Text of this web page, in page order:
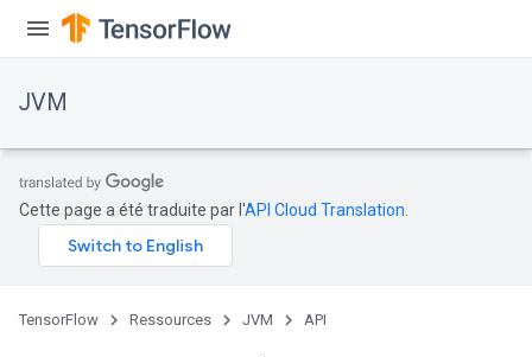
JVM
Cette page a été traduite par l'API Cloud Translation
TensorFlow Ressources JVM API